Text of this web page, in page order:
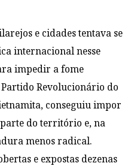
e cidades tentava se
internacional nesse
impedir a fome
Revolucionário do
conseguiu impor
do território e, na
menos radical.
e expostas dezenas